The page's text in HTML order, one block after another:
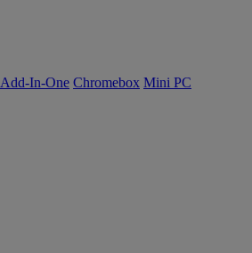
Add-In-One Chromebox Mini PC